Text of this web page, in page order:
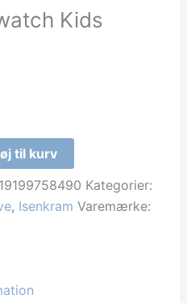
Kids
til kurv
Kategorier:
, Isenkram Varemærke: